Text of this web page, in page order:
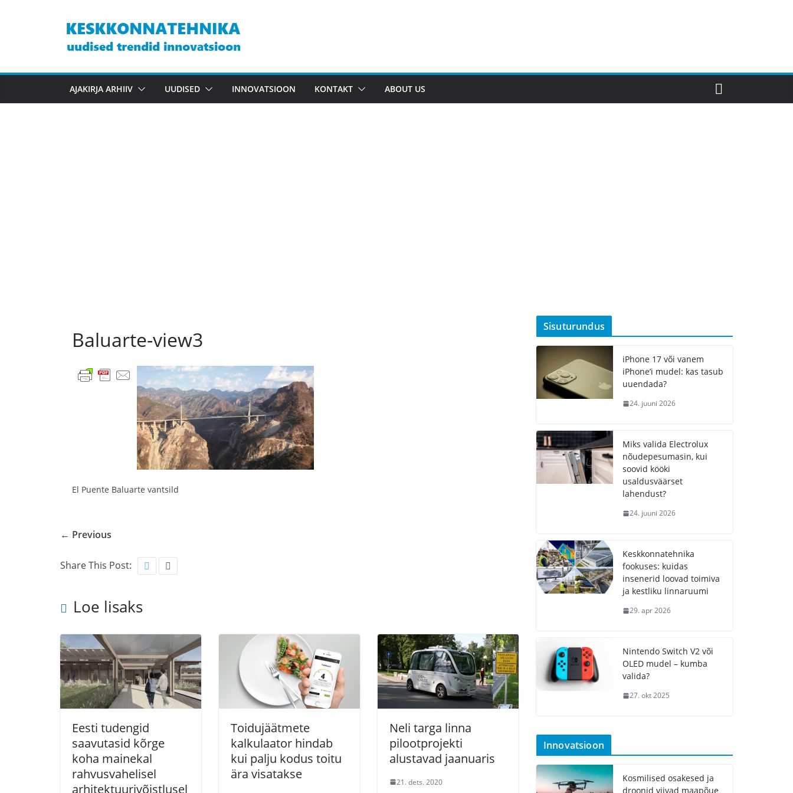
AJAKIRJA ARHIIV UUDISED INNOVATSIOON KONTAKT ABOUT US
Baluarte-view3
El Puente Baluarte vantsild
← Previous
Share This Post:
Loe lisaks
Eesti tudengid
saavutasid kõrge
koha mainekal
rahvusvahelisel
arhitektuurivõistlusel
Toidujäätmete
kalkulaator hindab
kui palju kodus toitu
ära visatakse
Neli targa linna
pilootprojekti
alustavad jaanuaris
21. dets. 2020
Sisuturundus
iPhone 17 või vanem
iPhone’i mudel: kas tasub
uuendada?
24. juuni 2026
Miks valida Electrolux
nõudepesumasin, kui
soovid kööki
usaldusväärset
lahendust?
24. juuni 2026
Keskkonnatehnika
fookuses: kuidas
insenerid loovad toimiva
ja kestliku linnaruumi
29. apr 2026
Nintendo Switch V2 või
OLED mudel – kumba
valida?
27. okt 2025
Innovatsioon
Kosmilised osakesed ja
droonid viivad maapõue